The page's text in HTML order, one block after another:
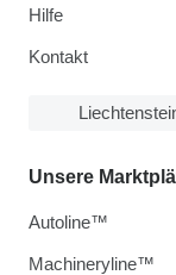
Hilfe
Kontakt
Unsere
Autoline™
Machineryline™